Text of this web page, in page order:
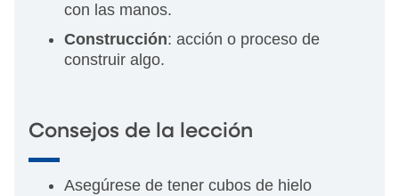
con las manos.
Construcción: acción o proceso de
construir algo.
Consejos de la lección
Asegúrese de tener cubos de hielo